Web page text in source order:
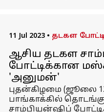
11 Jul 2023 • தடகள
ஆசிய தடகள
போட்டிக்கான
'அனுமன்'
புதன்கிழமை (ஜூலை
பாங்காக்கில்
சாம்பியன்ஷிப்